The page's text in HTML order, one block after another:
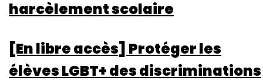
harcèlement scolaire
[En libre accès] Protéger les
élèves LGBT+ des discriminations